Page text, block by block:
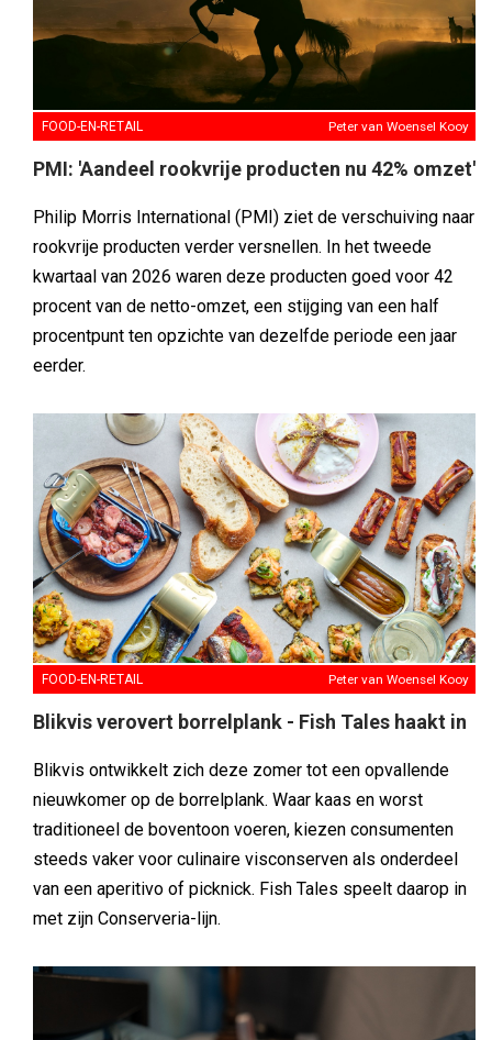
FOOD-EN-RETAIL Peter van Woensel Kooy
PMI: 'Aandeel rookvrije producten nu 42% omzet'
Philip Morris International (PMI) ziet de verschuiving naar
rookvrije producten verder versnellen. In het tweede
kwartaal van 2026 waren deze producten goed voor 42
procent van de netto-omzet, een stijging van een half
procentpunt ten opzichte van dezelfde periode een jaar
eerder.
FOOD-EN-RETAIL Peter van Woensel Kooy
Blikvis verovert borrelplank - Fish Tales haakt in
Blikvis ontwikkelt zich deze zomer tot een opvallende
nieuwkomer op de borrelplank. Waar kaas en worst
traditioneel de boventoon voeren, kiezen consumenten
steeds vaker voor culinaire visconserven als onderdeel
van een aperitivo of picknick. Fish Tales speelt daarop in
met zijn Conserveria-lijn.